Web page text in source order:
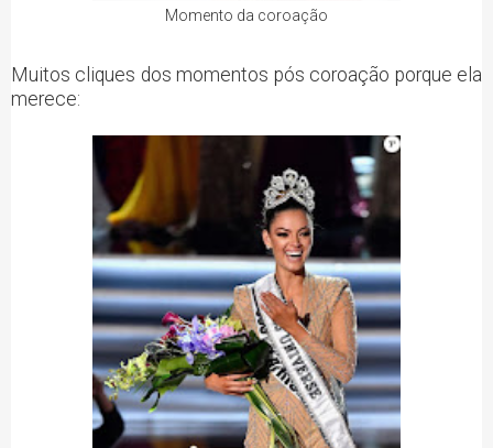
Momento da coroação
Muitos cliques dos momentos pós coroação porque ela
merece: